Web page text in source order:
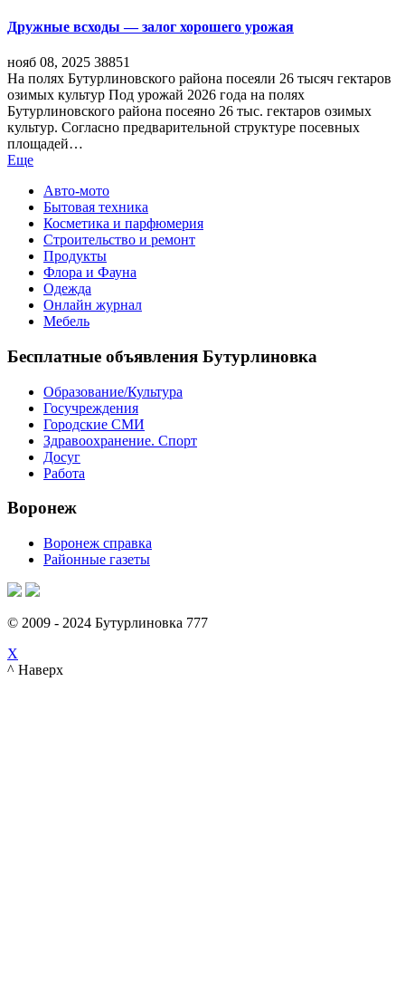
Дружные всходы — залог хорошего урожая
нояб 08, 2025 38851
На полях Бутурлиновского района посеяли 26 тысяч гектаров
озимых культур Под урожай 2026 года на полях
Бутурлиновского района посеяно 26 тыс. гектаров озимых
культур. Согласно предварительной структуре посевных
площадей…
Еще
Авто-мото
Бытовая техника
Косметика и парфюмерия
Строительство и ремонт
Продукты
Флора и Фауна
Одежда
Онлайн журнал
Мебель
Бесплатные объявления Бутурлиновка
Образование/Культура
Госучреждения
Городские СМИ
Здравоохранение. Спорт
Досуг
Работа
Воронеж
Воронеж справка
Районные газеты
© 2009 - 2024 Бутурлиновка 777
X
^ Наверх